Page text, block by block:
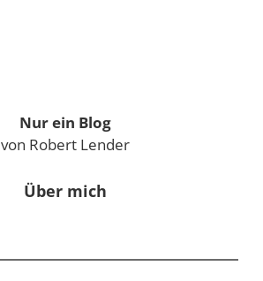
Nur ein Blog
von Robert Lender
Über mich